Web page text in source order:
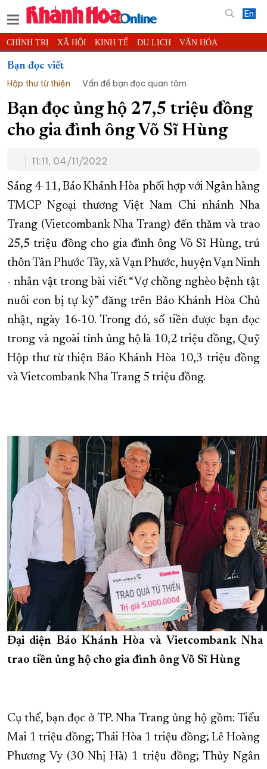
En
CHÍNH TRỊ XÃ HỘI KINH TẾ DU LỊCH VĂN HÓA
THỂ THAO ĐỜI SỐNG
KHOA HỌC - CÔNG NGHỆ PHÁP LUẬT BẠN ĐỌC
THẾ GIỚI MULTIMEDIA VIDEO ĐỌC BÁO ONLINE
PODCAST THÔNG TIN - QUẢNG CÁO
TRƯỜNG SA BIỂN ĐẢO QUÊ HƯƠNG
CHUNG TAY CẢI CÁCH HÀNH CHÍNH
XÂY DỰNG NÔNG THÔN MỚI LỊCH CẮT ĐIỆN
TÀU - XE - MÁY BAY
KỶ NIỆM 370 NĂM XÂY DỰNG VÀ PHÁT TRIỂN TỈNH KHÁNH HÒA
KHOẢNH KHẮC ĐẸP XỨ TRẦM
XÂY DỰNG KHÁNH HÒA TRỞ THÀNH THÀNH PHỐ TRỰC THUỘC
ĐẠI HỘI ĐẢNG CÁC CẤP TRANG CHỦ VỀ BÁO KHÁNH HÒA
Bạn đọc viết
Hộp thư từ thiện
Vấn đề bạn đọc quan tâm
Bạn đọc ủng hộ 27,5 triệu đồng
cho gia đình ông Võ Sĩ Hùng
11:11, 04/11/2022
Sáng 4-11, Báo Khánh Hòa phối hợp với Ngân hàng
TMCP Ngoại thương Việt Nam Chi nhánh Nha
Trang (Vietcombank Nha Trang) đến thăm và trao
25,5 triệu đồng cho gia đình ông Võ Sĩ Hùng, trú
thôn Tân Phước Tây, xã Vạn Phước, huyện Vạn Ninh
- nhân vật trong bài viết “Vợ chồng nghèo bệnh tật
nuôi con bị tự kỷ” đăng trên Báo Khánh Hòa Chủ
nhật, ngày 16-10. Trong đó, số tiền được bạn đọc
trong và ngoài tỉnh ủng hộ là 10,2 triệu đồng, Quỹ
Hộp thư từ thiện Báo Khánh Hòa 10,3 triệu đồng
và Vietcombank Nha Trang 5 triệu đồng.
Đại diện Báo Khánh Hòa và Vietcombank Nha
trao tiền ủng hộ cho gia đình ông Võ Sĩ Hùng
Cụ thể, bạn đọc ở TP. Nha Trang ủng hộ gồm: Tiểu
Mai 1 triệu đồng; Thái Hòa 1 triệu đồng; Lê Hoàng
Phương Vy (30 Nhị Hà) 1 triệu đồng; Thủy Ngân